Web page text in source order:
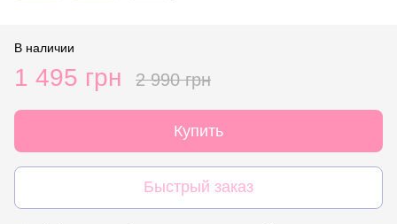
В наличии
1 495 грн 2 990 грн
Купить
Быстрый заказ